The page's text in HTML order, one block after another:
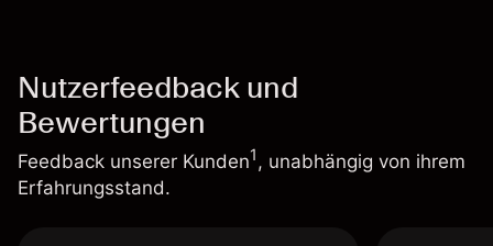
Nutzerfeedback und
Bewertungen
Feedback unserer Kunden1, unabhängig von ihrem
Erfahrungsstand.